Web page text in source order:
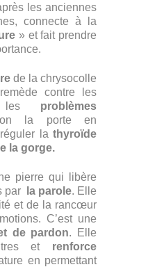
les anciennes
connecte à la
» et fait prendre
de la chrysocolle
contre les
problèmes
la porte en
la thyroïde
la gorge.
pierre qui libère
par
la parole. Elle
et de la rancœur
C’est une
de pardon. Elle
et renforce
en permettant